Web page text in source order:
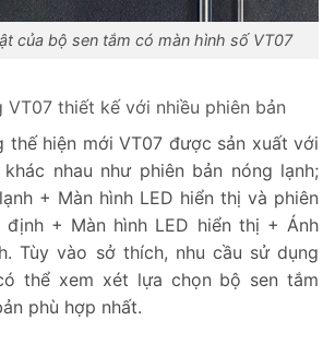
của bộ sen tắm có màn hình số VT07
VT07 thiết kế với nhiều phiên bản
thế hiện mới VT07 được sản xuất với
nhau như phiên bản nóng lạnh;
+ Màn hình LED hiển thị và phiên
+ Màn hình LED hiển thị + Ánh
Tùy vào sở thích, nhu cầu sử dụng
thể xem xét lựa chọn bộ sen tắm
phù hợp nhất.